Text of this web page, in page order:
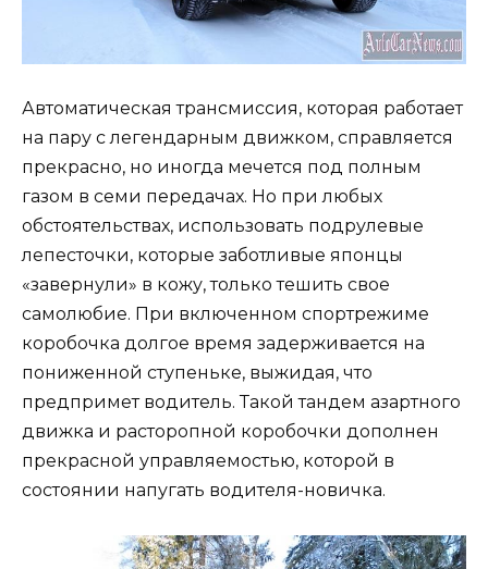
Автоматическая трансмиссия, которая работает
на пару с легендарным движком, справляется
прекрасно, но иногда мечется под полным
газом в семи передачах. Но при любых
обстоятельствах, использовать подрулевые
лепесточки, которые заботливые японцы
«завернули» в кожу, только тешить свое
самолюбие. При включенном спортрежиме
коробочка долгое время задерживается на
пониженной ступеньке, выжидая, что
предпримет водитель. Такой тандем азартного
движка и расторопной коробочки дополнен
прекрасной управляемостью, которой в
состоянии напугать водителя-новичка.